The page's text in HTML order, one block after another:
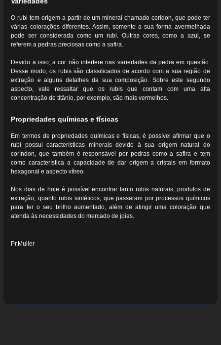
O rubi tem origem a partir de um mineral chamado coridon, que pode ter
várias colorações diferentes. Assim, somente a sua forma avermelhada
pode ser considerada como um rubi. Outras cores, como a azul, se
referem a pedras preciosas como a safira.
Devido a isso, a cor não interfere nas variedades da pedra em questão.
Desse modo, os rubis são classificados de acordo com a sua região de
extração e alguns detalhes da sua composição. Sobre este segundo
aspecto, vale ressaltar que os rubis que contam com uma alta
concentração de titânio, por exemplo, são mais vermelhos.
Propriedades químicas e físicas
Em termos de propriedades químicas e físicas, é possível afirmar que o
rubi possui características minerais devido à sua origem natural do
coríndon, que também é responsável por pedras como a safira e tem
como característica a capacidade de dar origem a cristais em formato
hexagonal e aspecto vítreo.
Nos dias de hoje é possível encontrar tanto rubis naturais, produtos de
extração, quanto rubis sintéticos, que passaram por processos químicos
para ter o seu brilho aumentado, além de atingir uma coloração que
atenda às necessidades do mercado de joias.
Pr.Muller